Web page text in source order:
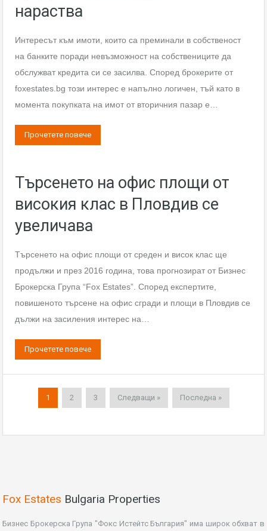
нараства
Интересът към имоти, които са преминали в собственост
на банките поради невъзможност на собствениците да
обслужват кредита си се засилва. Според брокерите от
foxestates.bg този интерес е напълно логичен, тъй като в
момента покупката на имот от вторичния пазар е…
Прочетете повече
Търсенето на офис площи от
високия клас в Пловдив се
увеличава
Търсенето на офис площи от среден и висок клас ще
продължи и през 2016 година, това прогнозират от Бизнес
Брокерска Група “Fox Estates”. Според експертите,
повишеното търсене на офис сгради и площи в Пловдив се
дължи на засиления интерес на…
Прочетете повече
1 2 3 Следващи » Последна »
Fox Estates Bulgaria Properties
Бизнес Брокерска Група "Фокс Истейтс България" има широк обхват в